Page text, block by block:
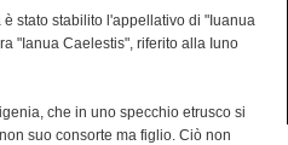
stato stabilito l'appellativo di "Iuanua
"Ianua Caelestis", riferito alla Iuno
che in uno specchio etrusco si
suo consorte ma figlio. Ciò non